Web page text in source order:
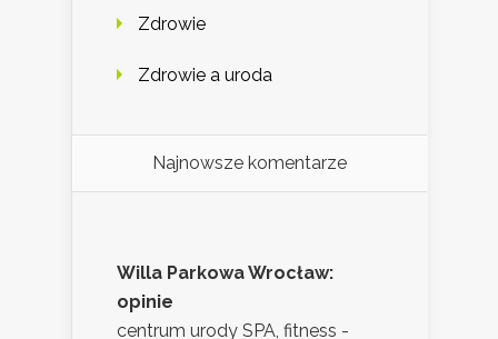
Zdrowie
Zdrowie a uroda
Najnowsze komentarze
Willa Parkowa Wrocław:
opinie
centrum urody SPA, fitness -